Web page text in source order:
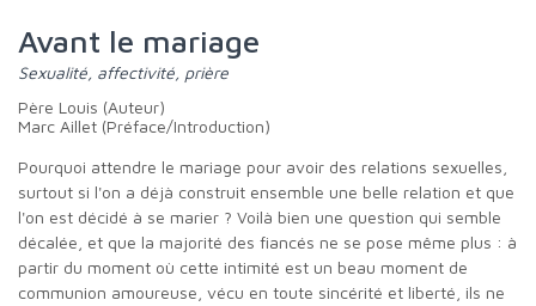
Avant le mariage
Sexualité, affectivité, prière
Père Louis (Auteur)
Marc Aillet (Préface/Introduction)
Pourquoi attendre le mariage pour avoir des relations sexuelles,
surtout si l'on a déjà construit ensemble une belle relation et que
l'on est décidé à se marier ? Voilà bien une question qui semble
décalée, et que la majorité des fiancés ne se pose même plus : à
partir du moment où cette intimité est un beau moment de
communion amoureuse, vécu en toute sincérité et liberté, ils ne